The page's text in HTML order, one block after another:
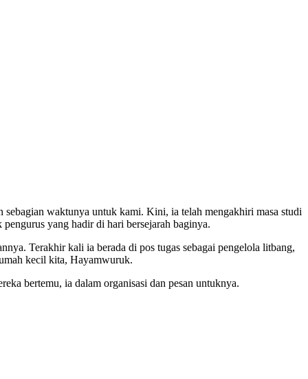
waktunya untuk kami. Kini, ia telah mengakhiri masa studi
yang hadir di hari bersejarah baginya.
Terakhir kali ia berada di pos tugas sebagai pengelola litbang,
kecil kita, Hayamwuruk.
bertemu, ia dalam organisasi dan pesan untuknya.